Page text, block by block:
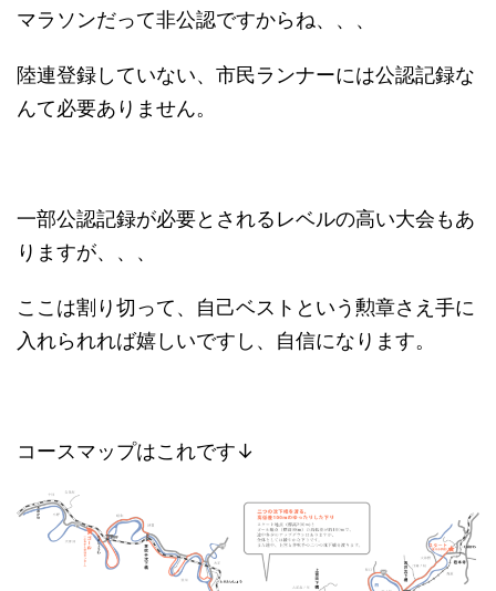
マラソンだって非公認ですからね、、、
陸連登録していない、市民ランナーには公認記録な
んて必要ありません。
一部公認記録が必要とされるレベルの高い大会もあ
りますが、、、
ここは割り切って、自己ベストという勲章さえ手に
入れられれば嬉しいですし、自信になります。
コースマップはこれです↓